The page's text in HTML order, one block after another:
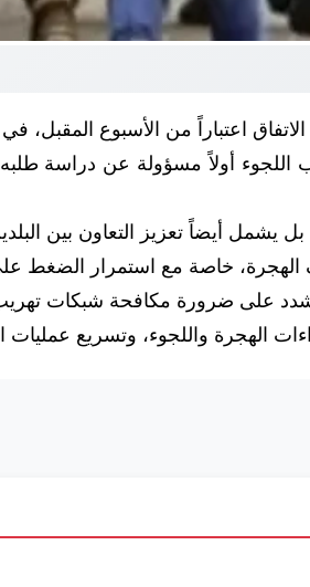
الاتفاق اعتباراً من الأسبوع
بل يشمل أيضاً تعزيز التعاون بين
الهجرة، خاصة مع استمرار الضغط
شدد على ضرورة مكافحة شبكات
الهجرة واللجوء، وتسريع عمليات